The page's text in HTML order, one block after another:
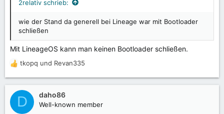
2relativ schrieb:
wie der Stand da generell bei Lineage war mit Bootloader
schließen
Mit LineageOS kann man keinen Bootloader schließen.
R
a
k
t
tkopq und Revan335
D daho86
Well-known member